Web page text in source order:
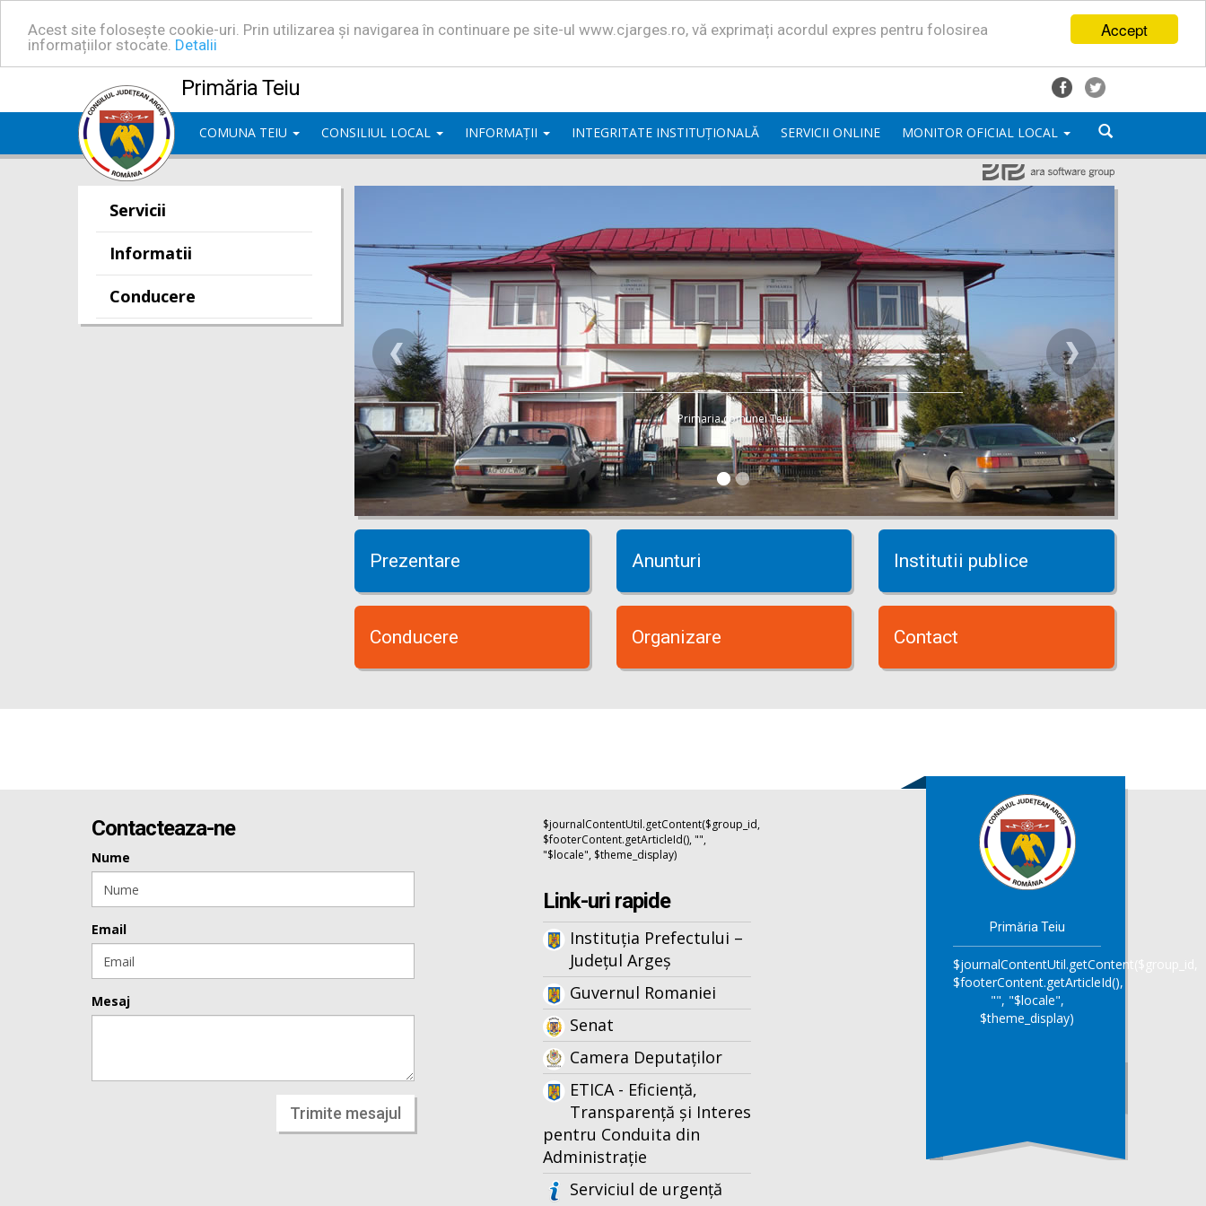
Accept
Acest site folosește cookie-uri. Prin utilizarea și navigarea în continuare pe site-ul www.cjarges.ro, vă exprimați acordul expres pentru folosirea
informațiilor stocate. Detalii
Primăria Teiu
COMUNA TEIU CONSILIUL LOCAL INFORMAȚII INTEGRITATE INSTITUȚIONALĂ SERVICII ONLINE MONITOR OFICIAL LOCAL
Servicii
Informatii
Conducere
Primaria comunei Teiu
Prezentare Anunturi Institutii publice
Conducere Organizare Contact
Contacteaza-ne
Nume
Email
Mesaj
Trimite mesajul
$journalContentUtil.getContent($group_id,
$footerContent.getArticleId(), "",
"$locale", $theme_display)
Link-uri rapide
Instituția Prefectului –
Județul Argeș
Guvernul Romaniei
Senat
Camera Deputaților
ETICA - Eficiență,
Transparență și Interes
pentru Conduita din
Administrație
Serviciul de urgență
Primăria Teiu
$journalContentUtil.getContent($group_id,
$footerContent.getArticleId(),
"", "$locale",
$theme_display)